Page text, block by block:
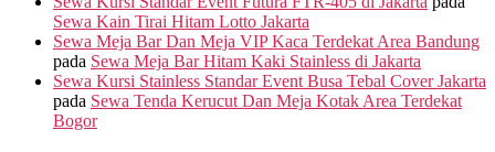
Sewa Kain Tirai Hitam Lotto Jakarta
Sewa Meja Bar Dan Meja VIP Kaca Terdekat Area Bandung
pada Sewa Meja Bar Hitam Kaki Stainless di Jakarta
Sewa Kursi Stainless Standar Event Busa Tebal Cover Jakarta
pada Sewa Tenda Kerucut Dan Meja Kotak Area Terdekat
Bogor